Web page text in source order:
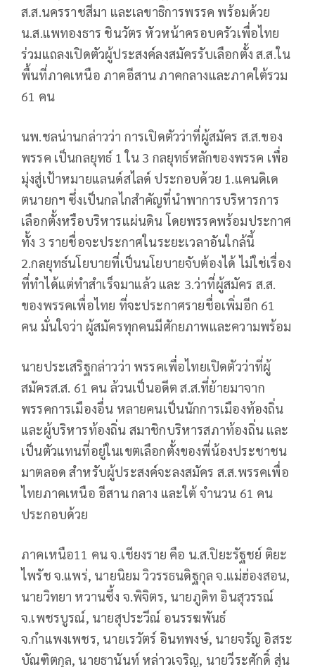
ส.ส.นครราชสีมา และเลขาธิการพรรค พร้อมด้วย
น.ส.แพทองธาร ชินวัตร หัวหน้าครอบครัวเพื่อไทย
ร่วมแถลงเปิดตัวผู้ประสงค์ลงสมัครรับเลือกตั้ง ส.ส.ใน
พื้นที่ภาคเหนือ ภาคอีสาน ภาคกลางและภาคใต้รวม
61 คน
นพ.ชลน่านกล่าวว่า การเปิดตัวว่าที่ผู้สมัคร ส.ส.ของ
พรรค เป็นกลยุทธ์ 1 ใน 3 กลยุทธ์หลักของพรรค เพื่อ
มุ่งสู่เป้าหมายแลนด์สไลด์ ประกอบด้วย 1.แคนดิเด
ตนายกฯ ซึ่งเป็นกลไกสำคัญที่นำพาการบริหารการ
เลือกตั้งหรือบริหารแผ่นดิน โดยพรรคพร้อมประกาศ
ทั้ง 3 รายชื่อจะประกาศในระยะเวลาอันใกล้นี้
2.กลยุทธ์นโยบายที่เป็นนโยบายจับต้องได้ ไม่ใช่เรื่อง
ที่ทำได้แต่ทำสำเร็จมาแล้ว และ 3.ว่าที่ผู้สมัคร ส.ส.
ของพรรคเพื่อไทย ที่จะประกาศรายชื่อเพิ่มอีก 61
คน มั่นใจว่า ผู้สมัครทุกคนมีศักยภาพและความพร้อม
นายประเสริฐกล่าวว่า พรรคเพื่อไทยเปิดตัวว่าที่ผู้
สมัครส.ส. 61 คน ล้วนเป็นอดีต ส.ส.ที่ย้ายมาจาก
พรรคการเมืองอื่น หลายคนเป็นนักการเมืองท้องถิ่น
และผู้บริหารท้องถิ่น สมาชิกบริหารสภาท้องถิ่น และ
เป็นตัวแทนที่อยู่ในเขตเลือกตั้งของพี่น้องประชาชน
มาตลอด สำหรับผู้ประสงค์จะลงสมัคร ส.ส.พรรคเพื่อ
ไทยภาคเหนือ อีสาน กลาง และใต้ จำนวน 61 คน
ประกอบด้วย
ภาคเหนือ11 คน จ.เชียงราย คือ น.ส.ปิยะรัฐชย์ ติยะ
ไพรัช จ.แพร่, นายนิยม วิวรรธนดิฐกุล จ.แม่ฮ่องสอน,
นายวิทยา หวานซึ้ง จ.พิจิตร, นายภูดิท อินสุวรรณ์
จ.เพชรบูรณ์, นายสุประวีณ์ อนรรฆพันธ์
จ.กำแพงเพชร, นายเรวัตร์ อินทพงษ์, นายจรัญ อิสระ
บัณฑิตกุล, นายธานันท์ หล่าวเจริญ, นายวีระศักดิ์ สุ่น